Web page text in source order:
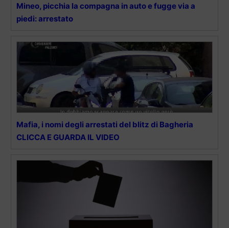
Mineo, picchia la compagna in auto e fugge via a
piedi: arrestato
Mafia, i nomi degli arrestati del blitz di Bagheria
CLICCA E GUARDA IL VIDEO